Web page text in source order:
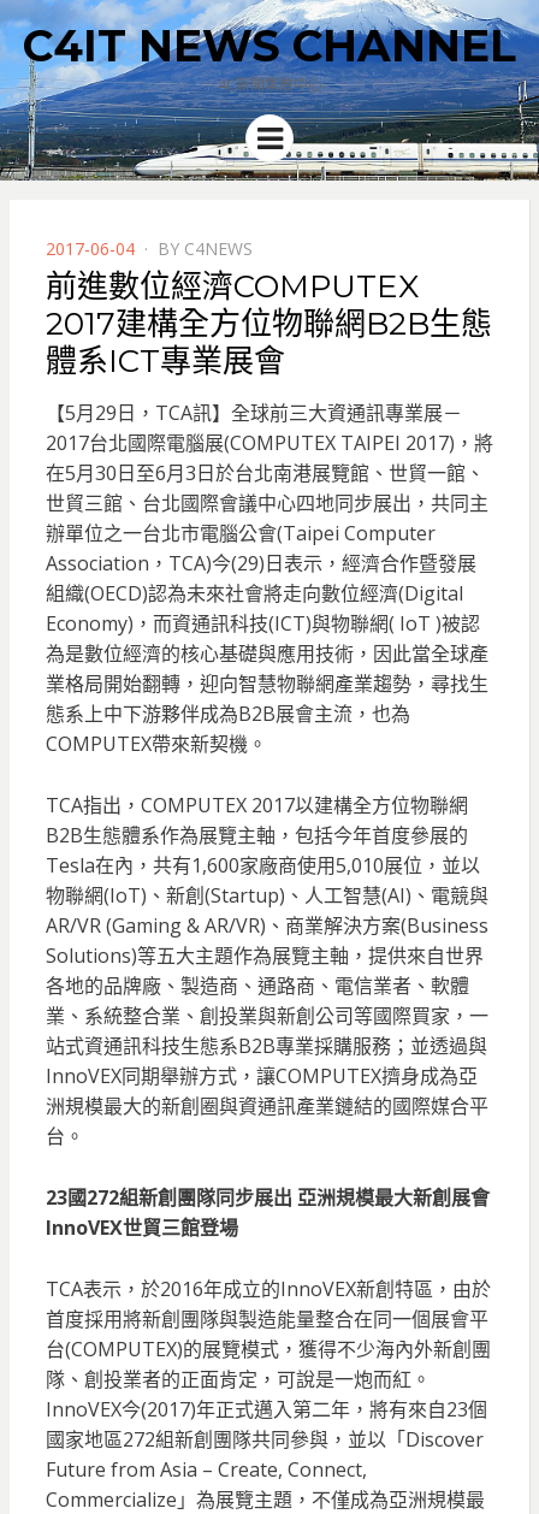
C4IT NEWS CHANNEL
4C新聞集散中心
Menu
POSTED
ON
2017-06-04 BY C4NEWS
前進數位經濟COMPUTEX
2017建構全方位物聯網B2B生態
體系ICT專業展會
【5月29日，TCA訊】全球前三大資通訊專業展－
2017台北國際電腦展(COMPUTEX TAIPEI 2017)，將
在5月30日至6月3日於台北南港展覽館、世貿一館、
世貿三館、台北國際會議中心四地同步展出，共同主
辦單位之一台北市電腦公會(Taipei Computer
Association，TCA)今(29)日表示 ，經濟合作暨發展
組織(OECD)認為未來社會將走向數位經濟(Digital
Economy)，而資通訊科技(ICT)與物聯網( IoT )被認
為是數位經濟的核心基礎與應用技術，因此當全球產
業格局開始翻轉，迎向智慧物聯網產業趨勢，尋找生
態系上中下游夥伴成為B2B展會主流，也為
COMPUTEX帶來新契機。
TCA指出，COMPUTEX 2017以建構全方位物聯網
B2B生態體系作為展覽主軸，包括今年首度參展的
Tesla在內，共有1,600家廠商使用5,010展位，並以
物聯網(IoT)、新創(Startup)、人工智慧(AI)、電競與
AR/VR (Gaming & AR/VR)、商業解決方案(Business
Solutions)等五大主題作為展覽主軸，提供來自世界
各地的品牌廠、製造商、通路商、電信業者、軟體
業、系統整合業、創投業與新創公司等國際買家，一
站式資通訊科技生態系B2B專業採購服務；並透過與
InnoVEX同期舉辦方式，讓COMPUTEX擠身成為亞
洲規模最大的新創圈與資通訊產業鏈結的國際媒合平
台。
23國272組新創團隊同步展出 亞洲規模最大新創展會
InnoVEX世貿三館登場
TCA表示，於2016年成立的InnoVEX新創特區，由於
首度採用將新創團隊與製造能量整合在同一個展會平
台(COMPUTEX)的展覽模式，獲得不少海內外新創團
隊、創投業者的正面肯定，可說是一炮而紅。
InnoVEX今(2017)年正式邁入第二年，將有來自23個
國家地區272組新創團隊共同參與，並以「Discover
Future from Asia – Create, Connect,
Commercialize」為展覽主題，不僅成為亞洲規模最